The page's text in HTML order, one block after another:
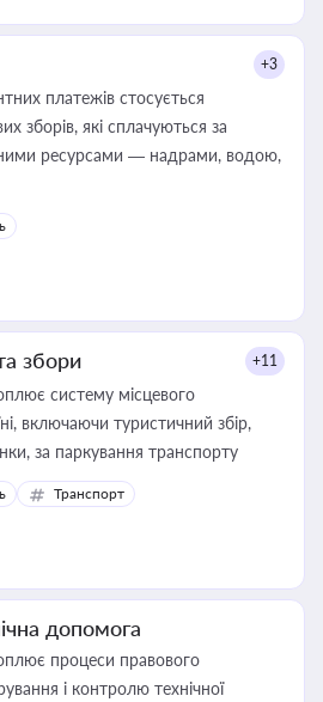
+3
платежів стосується
зборів, які сплачуються за
ресурсами — надрами, водою,
збори +11
систему місцевого
включаючи туристичний збір,
плату за земельні ділянки, за паркування транспорту
Транспорт
допомога
процеси правового
і контролю технічної